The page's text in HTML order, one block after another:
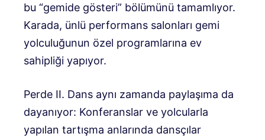
bu “gemide gösteri” bölümünü tamamlıyor.
Karada, ünlü performans salonları gemi
yolculuğunun özel programlarına ev
sahipliği yapıyor.
Perde II. Dans aynı zamanda paylaşıma da
dayanıyor: Konferanslar ve yolcularla
yapılan tartışma anlarında dansçılar